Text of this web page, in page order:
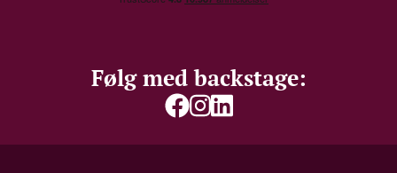
Følg med backstage: